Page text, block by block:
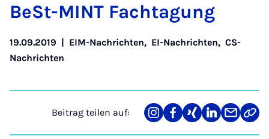
BeSt-MINT Fach­ta­gung
19.09.2019 | EIM-Nachrichten, EI-Nachrichten, CS-
Nachrichten
Beitrag teilen auf:
Teilen
auf
Teilen
auf
Teilen
auf
Teilen
auf
Teilen
über
Link